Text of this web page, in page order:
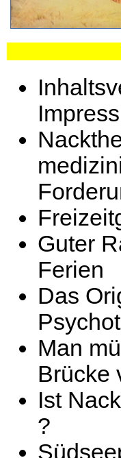
Guter
Ferien
Das
Man
Brücke
Ist
?